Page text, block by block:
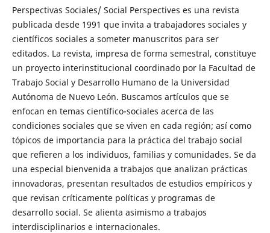
Perspectivas Sociales/ Social Perspectives es una revista
publicada desde 1991 que invita a trabajadores sociales y
científicos sociales a someter manuscritos para ser
editados. La revista, impresa de forma semestral, constituye
un proyecto interinstitucional coordinado por la Facultad de
Trabajo Social y Desarrollo Humano de la Universidad
Autónoma de Nuevo León. Buscamos artículos que se
enfocan en temas científico-sociales acerca de las
condiciones sociales que se viven en cada región; así como
tópicos de importancia para la práctica del trabajo social
que refieren a los individuos, familias y comunidades. Se da
una especial bienvenida a trabajos que analizan prácticas
innovadoras, presentan resultados de estudios empíricos y
que revisan críticamente políticas y programas de
desarrollo social. Se alienta asimismo a trabajos
interdisciplinarios e internacionales.